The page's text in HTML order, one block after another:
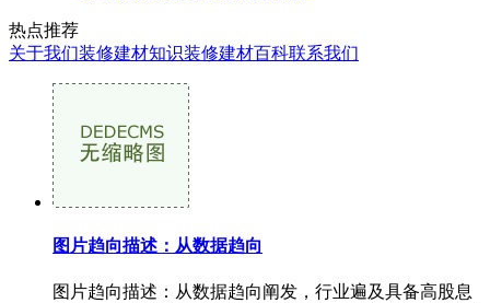
热点推荐
关于我们装修建材知识装修建材百科联系我们
图片趋向描述：从数据趋向
图片趋向描述：从数据趋向阐发，行业遍及具备高股息